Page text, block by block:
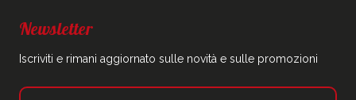
Newsletter
Iscriviti e rimani aggiornato sulle novità e sulle promozioni